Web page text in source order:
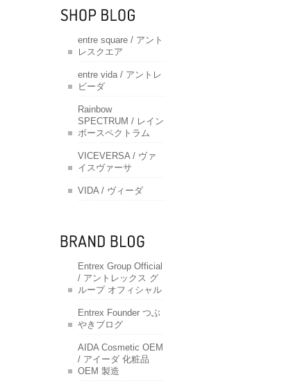
entre square / アント
レスクエア
entre vida / アントレ
ビーダ
Rainbow
SPECTRUM / レイン
ボースペクトラム
VICEVERSA / ヴァ
イスヴァーサ
VIDA / ヴィーダ
Entrex Group Official
/ アントレックス グ
ループ オフィシャル
Entrex Founder つぶ
やきブログ
AIDA Cosmetic OEM
/ アイーダ 化粧品
OEM 製造